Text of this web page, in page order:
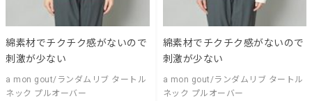
綿素材でチクチク感がないので
刺激が少ない
a mon gout/ランダムリブ タートル
ネック プルオーバー
綿素材でチクチク感がないので
刺激が少ない
a mon gout/ランダムリブ タートル
ネック プルオーバー